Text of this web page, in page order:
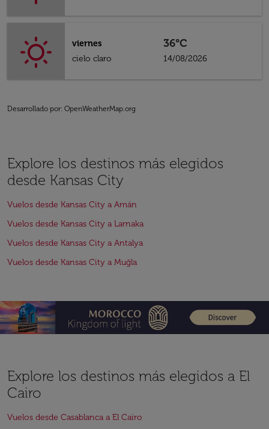
viernes
cielo claro
36°C
14/08/2026
Desarrollado por: OpenWeatherMap.org
Explore los destinos más elegidos
desde Kansas City
Vuelos desde Kansas City a Amán
Vuelos desde Kansas City a Larnaka
Vuelos desde Kansas City a Antalya
Vuelos desde Kansas City a Muğla
Explore los destinos más elegidos a El
Cairo
Vuelos desde Casablanca a El Cairo